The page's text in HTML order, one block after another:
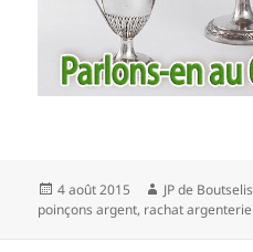
Publié
le
4 août 2015 Auteur
JP de Boutselis
poinçons argent, rachat argenterie